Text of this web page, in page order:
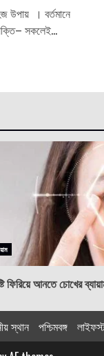
উপায় । বর্তমানে
সকলেই...
ফিরিয়ে আনতে চোখের
স্থান পশ্চিমবঙ্গ